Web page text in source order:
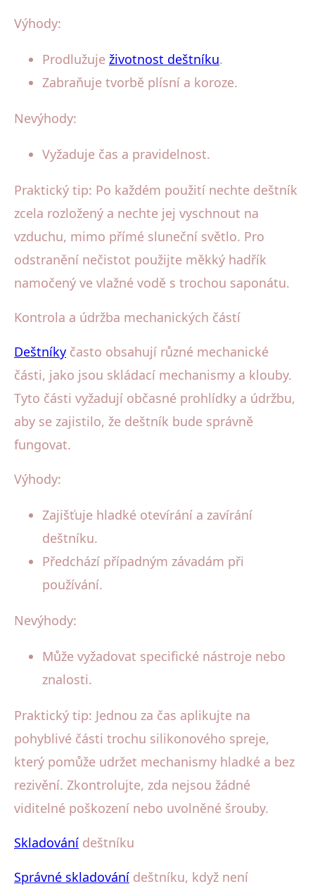
Výhody:
Prodlužuje životnost deštníku.
Zabraňuje tvorbě plísní a koroze.
Nevýhody:
Vyžaduje čas a pravidelnost.
Praktický tip: Po každém použití nechte deštník
zcela rozložený a nechte jej vyschnout na
vzduchu, mimo přímé sluneční světlo. Pro
odstranění nečistot použijte měkký hadřík
namočený ve vlažné vodě s trochou saponátu.
Kontrola a údržba mechanických částí
Deštníky často obsahují různé mechanické
části, jako jsou skládací mechanismy a klouby.
Tyto části vyžadují občasné prohlídky a údržbu,
aby se zajistilo, že deštník bude správně
fungovat.
Výhody:
Zajišťuje hladké otevírání a zavírání
deštníku.
Předchází případným závadám při
používání.
Nevýhody:
Může vyžadovat specifické nástroje nebo
znalosti.
Praktický tip: Jednou za čas aplikujte na
pohyblivé části trochu silikonového spreje,
který pomůže udržet mechanismy hladké a bez
rezivění. Zkontrolujte, zda nejsou žádné
viditelné poškození nebo uvolněné šrouby.
Skladování deštníku
Správné skladování deštníku, když není